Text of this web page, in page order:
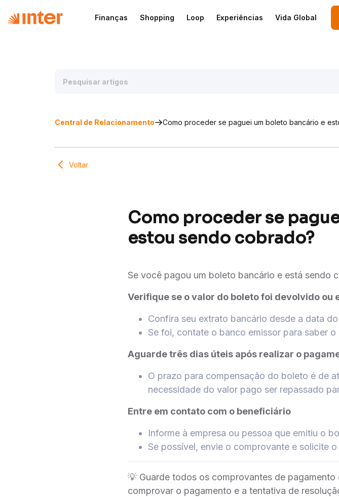
Finanças Shopping Loop Experiências Vida Global
Central de Relacionamento Como proceder se paguei um boleto bancário e
Voltar
Como proceder se
estou sendo cobrado?
Se você pagou um boleto bancário e está sendo
Verifique se o valor do boleto foi devolvido ou
Confira seu extrato bancário desde a data
Se foi, contate o banco emissor para saber
Aguarde três dias úteis após realizar o
O prazo para compensação do boleto é de
necessidade do valor pago ser repassado
Entre em contato com o beneficiário
Informe à empresa ou pessoa que emitiu o
Se possível, envie o comprovante e solicite
💡 Guarde todos os comprovantes de
comprovar o pagamento e a tentativa de